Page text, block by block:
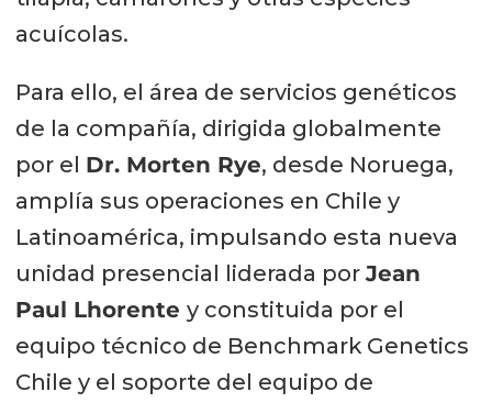
acuícolas.
Para ello, el área de servicios genéticos
de la compañía, dirigida globalmente
por el Dr. Morten Rye, desde Noruega,
amplía sus operaciones en Chile y
Latinoamérica, impulsando esta nueva
unidad presencial liderada por Jean
Paul Lhorente y constituida por el
equipo técnico de Benchmark Genetics
Chile y el soporte del equipo de